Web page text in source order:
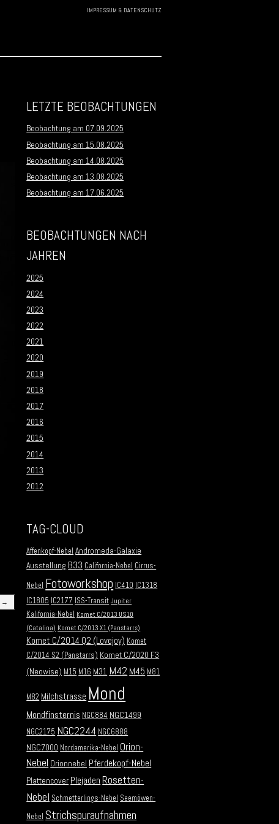
IMPRESSUM & DATENSCHUTZ
→
LETZTE BEOBACHTUNGEN
Beobachtung am 07.09.2025
Beobachtung am 15.08.2025
Beobachtung am 14.08.2025
Beobachtung am 13.08.2025
Beobachtung am 17.06.2025
BEOBACHTUNGEN NACH
JAHREN
2025
2024
2023
2022
2021
2020
2019
2018
2017
2016
2015
2014
2013
2012
TAG-CLOUD
Affenkopf-Nebel Andromeda-Galaxie
Ausstellung B33 California-Nebel Cirrus-
Nebel Fotoworkshop IC410 IC1318
IC1805 IC2177 ISS-Transit Jupiter
Kalifornia-Nebel Komet C/2013 US10
(Catalina) Komet C/2013 X1 (Panstarrs)
Komet C/2014 Q2 (Lovejoy) Komet
C/2014 S2 (Panstarrs) Komet C/2020 F3
(Neowise) M15 M16 M31 M42 M45 M81
M82 Milchstrasse Mond
Mondfinsternis NGC884 NGC1499
NGC2175 NGC2244 NGC6888
NGC7000 Nordamerika-Nebel Orion-
Nebel Orionnebel Pferdekopf-Nebel
Plattencover Plejaden Rosetten-
Nebel Schmetterlings-Nebel Seemöwen-
Nebel Strichspuraufnahmen